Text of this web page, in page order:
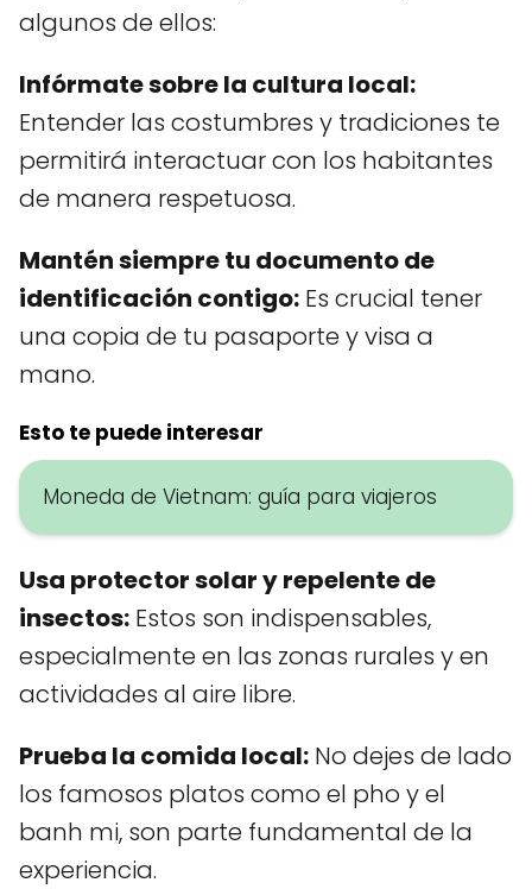
algunos de ellos:
Infórmate sobre la cultura local:
Entender las costumbres y tradiciones te
permitirá interactuar con los habitantes
de manera respetuosa.
Mantén siempre tu documento de
identificación contigo: Es crucial tener
una copia de tu pasaporte y visa a
mano.
Esto te puede interesar
Moneda de Vietnam: guía para viajeros
Usa protector solar y repelente de
insectos: Estos son indispensables,
especialmente en las zonas rurales y en
actividades al aire libre.
Prueba la comida local: No dejes de lado
los famosos platos como el pho y el
banh mi, son parte fundamental de la
experiencia.